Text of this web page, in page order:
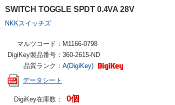
SWITCH TOGGLE SPDT 0.4VA 28V
NKKスイッチズ
マルツコード： M1166-0798
DigiKey製品番号： 360-2615-ND
品質ランク： A(DigiKey)
データシート
DigiKey在庫数： 0個